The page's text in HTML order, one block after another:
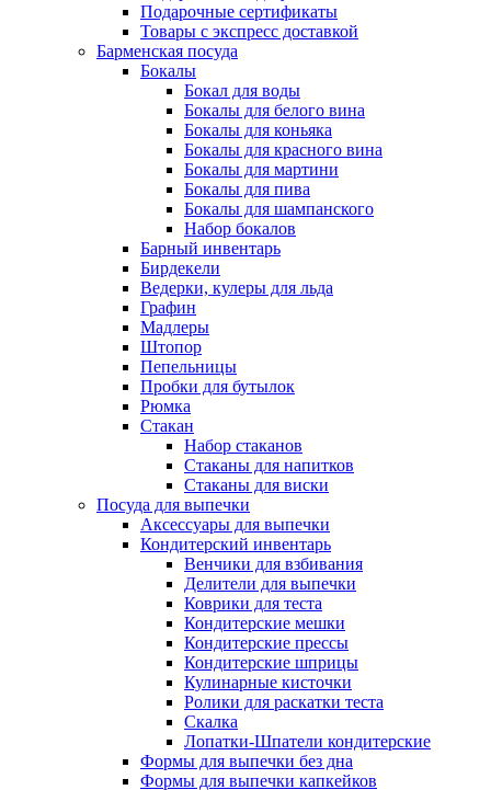
Подарочные сертификаты
Товары с экспресс доставкой
Барменская посуда
Бокалы
Бокал для воды
Бокалы для белого вина
Бокалы для коньяка
Бокалы для красного вина
Бокалы для мартини
Бокалы для пива
Бокалы для шампанского
Набор бокалов
Барный инвентарь
Бирдекели
Ведерки, кулеры для льда
Графин
Мадлеры
Штопор
Пепельницы
Пробки для бутылок
Рюмка
Стакан
Набор стаканов
Стаканы для напитков
Стаканы для виски
Посуда для выпечки
Аксессуары для выпечки
Кондитерский инвентарь
Венчики для взбивания
Делители для выпечки
Коврики для теста
Кондитерские мешки
Кондитерские прессы
Кондитерские шприцы
Кулинарные кисточки
Ролики для раскатки теста
Скалка
Лопатки-Шпатели кондитерские
Формы для выпечки без дна
Формы для выпечки капкейков